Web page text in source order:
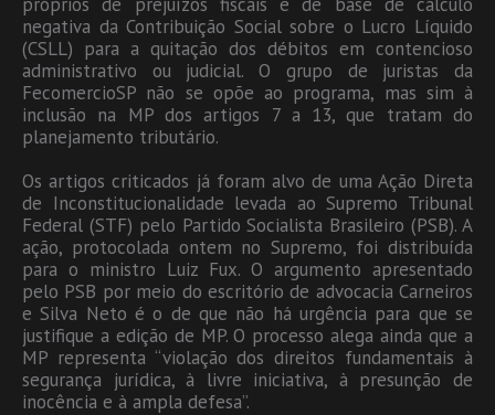
negativa da Contribuição Social sobre o Lucro Líquido
(CSLL) para a quitação dos débitos em contencioso
administrativo ou judicial. O grupo de juristas da
FecomercioSP não se opõe ao programa, mas sim à
inclusão na MP dos artigos 7 a 13, que tratam do
planejamento tributário.
Os artigos criticados já foram alvo de uma Ação Direta
de Inconstitucionalidade levada ao Supremo Tribunal
Federal (STF) pelo Partido Socialista Brasileiro (PSB). A
ação, protocolada ontem no Supremo, foi distribuída
para o ministro Luiz Fux. O argumento apresentado
pelo PSB por meio do escritório de advocacia Carneiros
e Silva Neto é o de que não há urgência para que se
justifique a edição de MP. O processo alega ainda que a
MP representa “violação dos direitos fundamentais à
segurança jurídica, à livre iniciativa, à presunção de
inocência e à ampla defesa”.